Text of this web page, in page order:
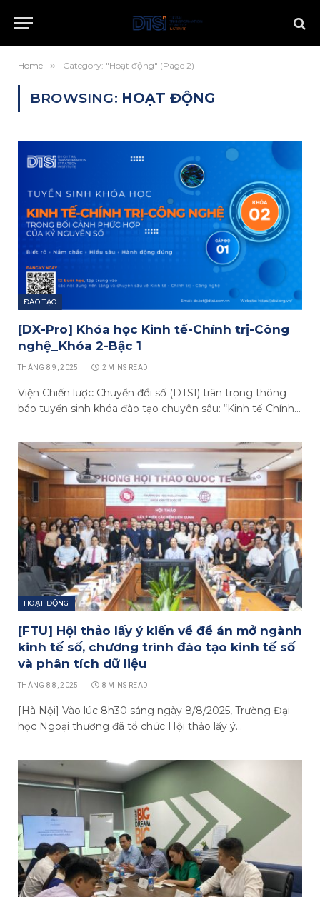
Home » Category: "Hoạt động" (Page 2)
BROWSING: HOẠT ĐỘNG
ĐÀO TẠO
[DX-Pro] Khóa học Kinh tế-Chính trị-Công
nghệ_Khóa 2-Bậc 1
THÁNG 8 9, 2025 2 MINS READ
Viện Chiến lược Chuyển đổi số (DTSI) trân trọng thông
báo tuyển sinh khóa đào tạo chuyên sâu: “Kinh tế-Chính…
HOẠT ĐỘNG
[FTU] Hội thảo lấy ý kiến về đề án mở ngành
kinh tế số, chương trình đào tạo kinh tế số
và phân tích dữ liệu
THÁNG 8 8, 2025 8 MINS READ
[Hà Nội] Vào lúc 8h30 sáng ngày 8/8/2025, Trường Đại
học Ngoại thương đã tổ chức Hội thảo lấy ý…